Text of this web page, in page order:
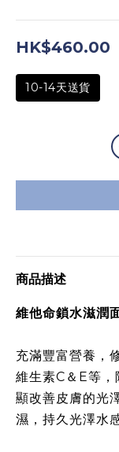
HK$460.00
10-14天送貨
商品描述
維他命鎖水滋潤
充滿豐富營養，
維生素C＆E等
顯改善皮膚的光
濕，持久光澤水